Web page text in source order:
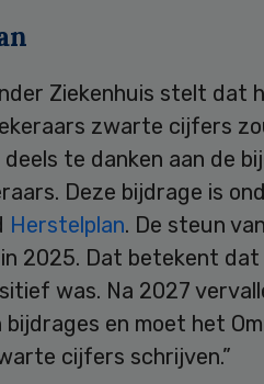
Ziekenhuis stelt dat
zwarte cijfers
te danken aan de
Deze bijdrage is
Herstelplan. De steun
2025. Dat betekent
was. Na 2027
en moet het
cijfers schrijven.”